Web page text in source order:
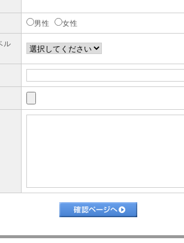
男性 女性
ル